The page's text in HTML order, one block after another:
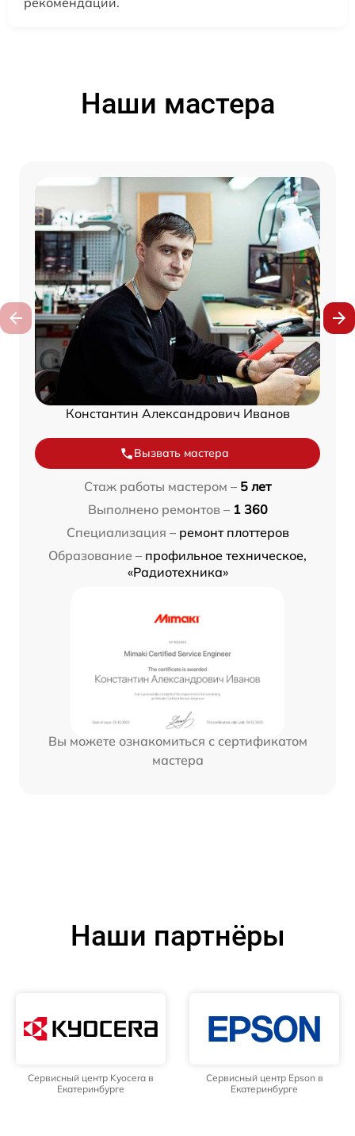
Наши мастера
Константин Александрович Иванов
Вызвать мастера
Стаж работы мастером – 5 лет
Выполнено ремонтов – 1 360
Специализация – ремонт плоттеров
Образование – профильное техническое,
«Радиотехника»
Вы можете ознакомиться с сертификатом
мастера
Наши партнёры
Сервисный центр Kyocera в
Екатеринбурге
Сервисный центр Epson в
Екатеринбурге